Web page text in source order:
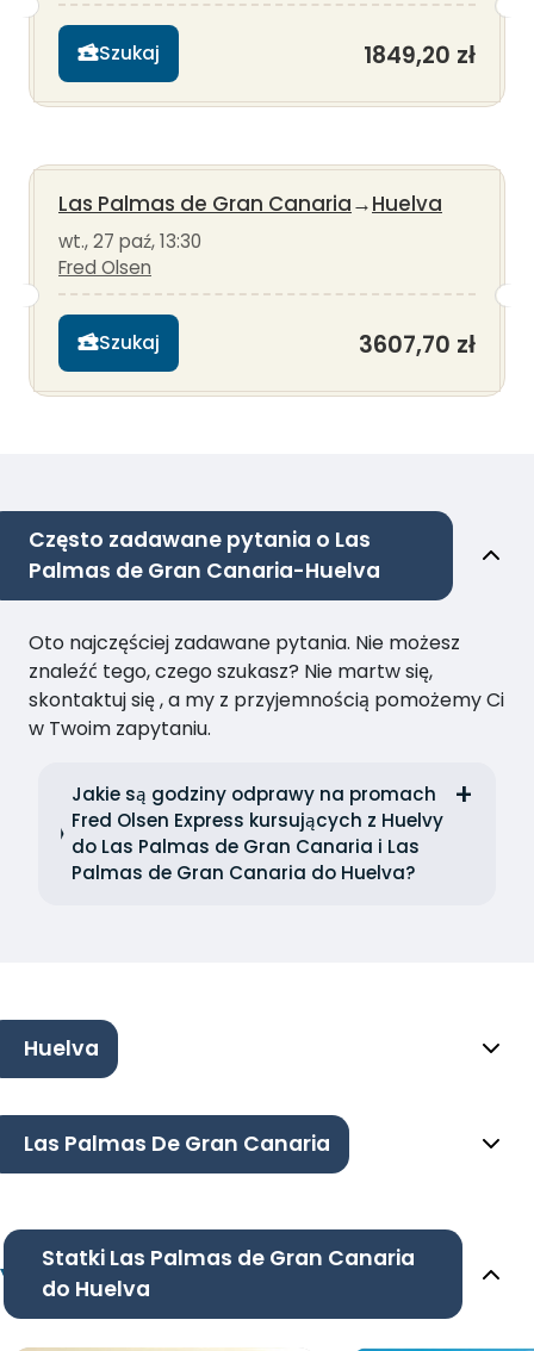
Szukaj 1849,20 zł
Las Palmas de Gran Canaria→Huelva
wt., 27 paź, 13:30
Fred Olsen
Szukaj 3607,70 zł
Często zadawane pytania o Las
Palmas de Gran Canaria-Huelva
Oto najczęściej zadawane pytania. Nie możesz
znaleźć tego, czego szukasz? Nie martw się,
skontaktuj się , a my z przyjemnością pomożemy Ci
w Twoim zapytaniu.
Jakie są godziny odprawy na promach
Fred Olsen Express kursujących z Huelvy
do Las Palmas de Gran Canaria i Las
Palmas de Gran Canaria do Huelva?
Huelva
Las Palmas De Gran Canaria
Statki Las Palmas de Gran Canaria
do Huelva